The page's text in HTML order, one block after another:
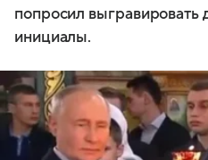
попросил выгравировать
инициалы.